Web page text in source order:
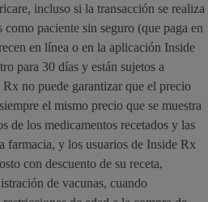
incluso si la transacción se realiza
paciente sin seguro (que paga en
en línea o en la aplicación Inside
para 30 días y están sujetos a
no puede garantizar que el precio
el mismo precio que se muestra
de los medicamentos recetados y las
farmacia, y los usuarios de Inside Rx
con descuento de su receta,
de vacunas, cuando